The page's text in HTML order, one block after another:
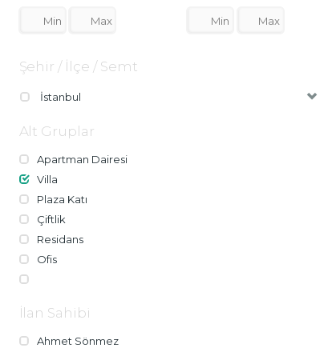
Şehir / İlçe / Semt
İstanbul
Alt Gruplar
Apartman Dairesi
Villa
Plaza Katı
Çiftlik
Residans
Ofis
İlan Sahibi
Ahmet Sönmez